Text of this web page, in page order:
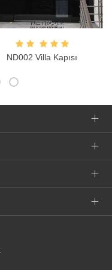
ND002 Villa Kapısı